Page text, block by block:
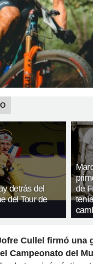
detrás del
del Tour de
de
Cullel firmó una
Campeonato del